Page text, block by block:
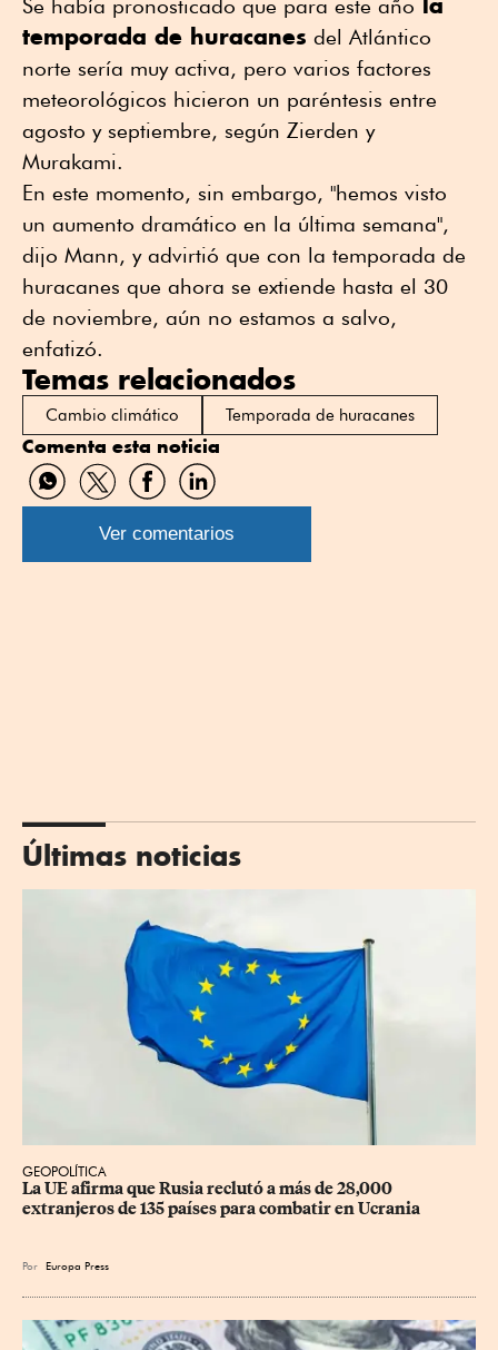
Se había pronosticado que para este año
temporada de huracanes del Atlántico
norte sería muy activa, pero varios factores
meteorológicos hicieron un paréntesis entre
agosto y septiembre, según Zierden y
Murakami.
En este momento, sin embargo, "hemos visto
un aumento dramático en la última semana",
dijo Mann, y advirtió que con la temporada de
huracanes que ahora se extiende hasta el 30
de noviembre, aún no estamos a salvo,
enfatizó.
Temas relacionados
Cambio climático Temporada de huracanes
Comenta esta noticia
Compartir
por
WhatsApp
Compartir
por
Twitter
Compartir
por
Facebook
Compartir
por
Linkedin
Ver comentarios
Últimas noticias
GEOPOLÍTICA
La UE afirma que Rusia reclutó a más de 28,000
extranjeros de 135 países para combatir en Ucrania
Por Europa Press